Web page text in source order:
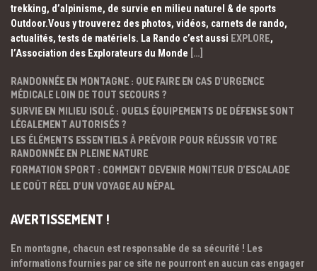
trekking, d’alpinisme, de survie en milieu naturel & de sports
Outdoor.Vous y trouverez des photos, vidéos, carnets de rando,
actualités, tests de matériels. La Rando c’est aussi EXPLORE,
l’Association des Explorateurs du Monde […]
RANDONNÉE EN MONTAGNE : QUE FAIRE EN CAS D’URGENCE
MÉDICALE LOIN DE TOUT SECOURS ?
SURVIE EN MILIEU ISOLÉ : QUELS ÉQUIPEMENTS DE DÉFENSE SONT
LÉGALEMENT AUTORISÉS ?
LES ÉLÉMENTS ESSENTIELS À PRÉVOIR POUR RÉUSSIR VOTRE
RANDONNÉE EN PLEINE NATURE
FORMATION SPORT : COMMENT DEVENIR MONITEUR D’ESCALADE
LE COÛT RÉEL D’UN VOYAGE AU NÉPAL
AVERTISSEMENT !
En montagne, chacun est responsable de sa sécurité ! Les
informations fournies par ce site ne pourront en aucun cas engager